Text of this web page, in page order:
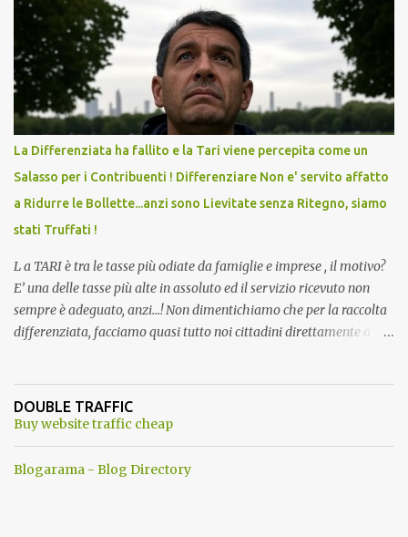
Vaccino come: l' Amaro del Capo, era "spettacolare Ghiacciato, ma
andava bene anche, a Temperatura Ambiente"! Riproponiamo
l'articolo per NON Dimenticare!
La Differenziata ha fallito e la Tari viene percepita come un
Salasso per i Contribuenti ! Differenziare Non e' servito affatto
a Ridurre le Bollette...anzi sono Lievitate senza Ritegno, siamo
stati Truffati !
L a TARI è tra le tasse più odiate da famiglie e imprese , il motivo?
E’ una delle tasse più alte in assoluto ed il servizio ricevuto non
sempre è adeguato, anzi…! Non dimentichiamo che per la raccolta
differenziata, facciamo quasi tutto noi cittadini direttamente a
come terrazzi o giardini). Inoltre dobbiamo perdere tempo a
dividere tutti i materiali. ...e lo facevamo inizialmente anche con
avremmo pagato tutti di meno . Ma quando mai? Ogni anno
DOUBLE TRAFFIC
Buy website traffic cheap
Blogarama - Blog Directory